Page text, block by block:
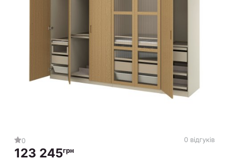
0 0 відгуків
123 245грн